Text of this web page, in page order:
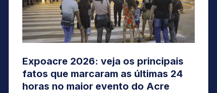
Expoacre 2026: veja os principais
fatos que marcaram as últimas 24
horas no maior evento do Acre